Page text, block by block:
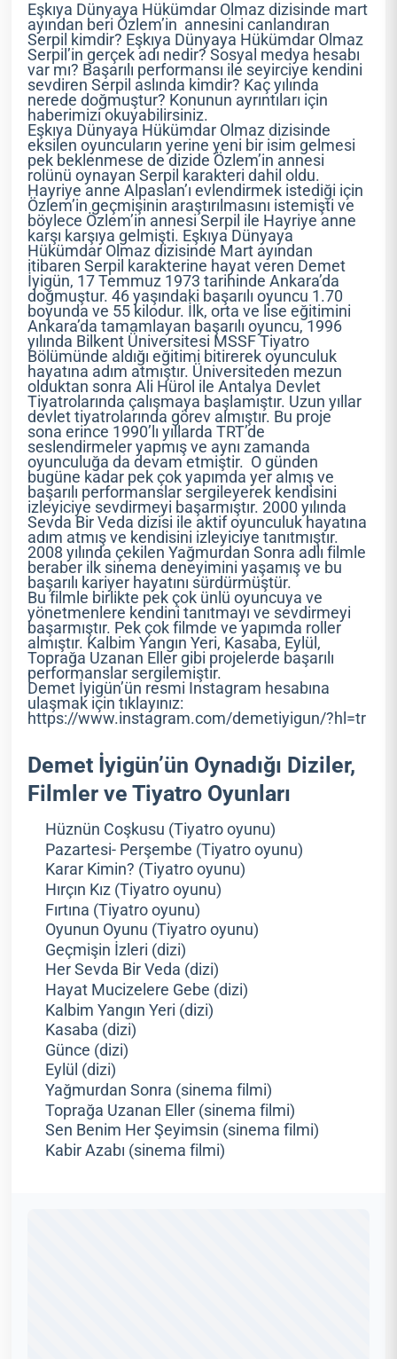
Eşkıya Dünyaya Hükümdar Olmaz dizisinde mart
ayından beri Özlem’in annesini canlandıran
Serpil kimdir? Eşkıya Dünyaya Hükümdar Olmaz
Serpil’in gerçek adı nedir? Sosyal medya hesabı
var mı? Başarılı performansı ile seyirciye kendini
sevdiren Serpil aslında kimdir? Kaç yılında
nerede doğmuştur? Konunun ayrıntıları için
haberimizi okuyabilirsiniz.
Eşkıya Dünyaya Hükümdar Olmaz dizisinde
eksilen oyuncuların yerine yeni bir isim gelmesi
pek beklenmese de dizide Özlem’in annesi
rolünü oynayan Serpil karakteri dahil oldu.
Hayriye anne Alpaslan’ı evlendirmek istediği için
Özlem’in geçmişinin araştırılmasını istemişti ve
böylece Özlem’in annesi Serpil ile Hayriye anne
karşı karşıya gelmişti. Eşkıya Dünyaya
Hükümdar Olmaz dizisinde Mart ayından
itibaren Serpil karakterine hayat veren Demet
İyigün, 17 Temmuz 1973 tarihinde Ankara’da
doğmuştur. 46 yaşındaki başarılı oyuncu 1.70
boyunda ve 55 kilodur. İlk, orta ve lise eğitimini
Ankara’da tamamlayan başarılı oyuncu, 1996
yılında Bilkent Üniversitesi MSSF Tiyatro
Bölümünde aldığı eğitimi bitirerek oyunculuk
hayatına adım atmıştır. Üniversiteden mezun
olduktan sonra Ali Hürol ile Antalya Devlet
Tiyatrolarında çalışmaya başlamıştır. Uzun yıllar
devlet tiyatrolarında görev almıştır. Bu proje
sona erince 1990’lı yıllarda TRT’de
seslendirmeler yapmış ve aynı zamanda
oyunculuğa da devam etmiştir. O günden
bugüne kadar pek çok yapımda yer almış ve
başarılı performanslar sergileyerek kendisini
izleyiciye sevdirmeyi başarmıştır. 2000 yılında
Sevda Bir Veda dizisi ile aktif oyunculuk hayatına
adım atmış ve kendisini izleyiciye tanıtmıştır.
2008 yılında çekilen Yağmurdan Sonra adlı filmle
beraber ilk sinema deneyimini yaşamış ve bu
başarılı kariyer hayatını sürdürmüştür.
Bu filmle birlikte pek çok ünlü oyuncuya ve
yönetmenlere kendini tanıtmayı ve sevdirmeyi
başarmıştır. Pek çok filmde ve yapımda roller
almıştır. Kalbim Yangın Yeri, Kasaba, Eylül,
Toprağa Uzanan Eller gibi projelerde başarılı
performanslar sergilemiştir.
Demet İyigün’ün resmi Instagram hesabına
ulaşmak için tıklayınız:
https://www.instagram.com/demetiyigun/?hl=tr
Demet İyigün’ün Oynadığı Diziler,
Filmler ve Tiyatro Oyunları
Hüznün Coşkusu (Tiyatro oyunu)
Pazartesi- Perşembe (Tiyatro oyunu)
Karar Kimin? (Tiyatro oyunu)
Hırçın Kız (Tiyatro oyunu)
Fırtına (Tiyatro oyunu)
Oyunun Oyunu (Tiyatro oyunu)
Geçmişin İzleri (dizi)
Her Sevda Bir Veda (dizi)
Hayat Mucizelere Gebe (dizi)
Kalbim Yangın Yeri (dizi)
Kasaba (dizi)
Günce (dizi)
Eylül (dizi)
Yağmurdan Sonra (sinema filmi)
Toprağa Uzanan Eller (sinema filmi)
Sen Benim Her Şeyimsin (sinema filmi)
Kabir Azabı (sinema filmi)